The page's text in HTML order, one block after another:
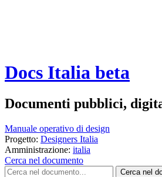
Docs Italia beta
Documenti pubblici,
Manuale operativo di design
Progetto: Designers Italia
Amministrazione: italia
Cerca nel documento
Cerca nel